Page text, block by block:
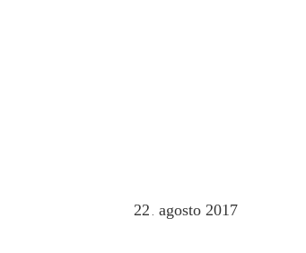
22 agosto 2017